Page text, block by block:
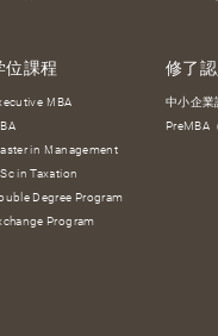
位課程
MBA
in Management
in Taxation
Degree Program
Program
修了
中小企業
PreMBA